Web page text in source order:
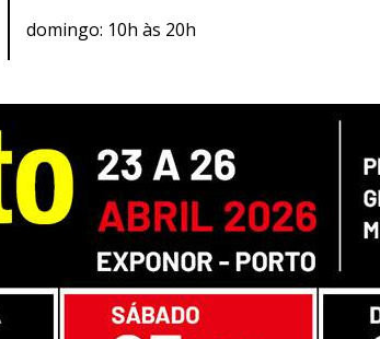
domingo: 10h às 20h